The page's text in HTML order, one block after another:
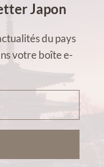
Japon
du pays
votre boîte e-